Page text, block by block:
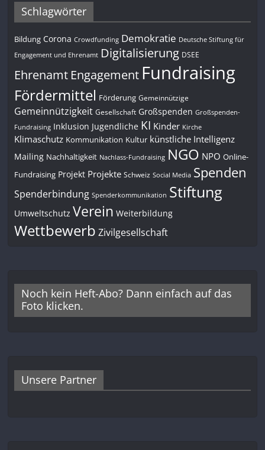
Schlagwörter
Bildung Corona Crowdfunding Demokratie Deutsche Stiftung für
Engagement und Ehrenamt Digitalisierung DSEE
Ehrenamt Engagement Fundraising
Fördermittel Förderung Gemeinnützige
Gemeinnützigkeit Gesellschaft Großspenden Großspenden-
Fundraising Inklusion Jugendliche KI Kinder Kirche
Klimaschutz Kommunikation Kultur künstliche Intelligenz
Mailing Nachhaltigkeit Nachlass-Fundraising NGO NPO Online-
Fundraising Projekt Projekte Schweiz Social Media Spenden
Spenderbindung Spenderkommunikation Stiftung
Umweltschutz Verein Weiterbildung
Wettbewerb Zivilgesellschaft
Noch kein Heft-Abo? Dann einfach auf das
Foto klicken.
Unsere Partner